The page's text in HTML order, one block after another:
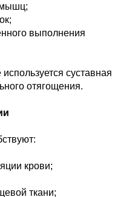
мышц;
выполнения
суставная
отягощения.
крови;
ткани;